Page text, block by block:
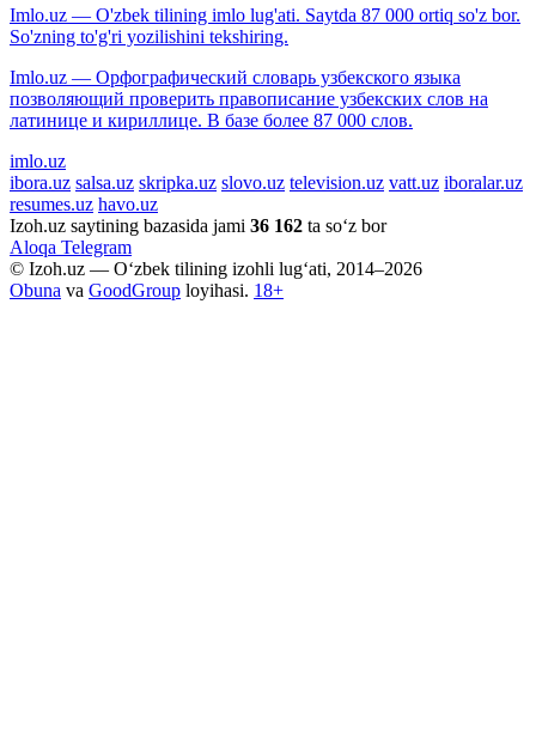
Imlo.uz — O'zbek tilining imlo lug'ati. Saytda 87 000 ortiq so'z bor.
So'zning to'g'ri yozilishini tekshiring.
Imlo.uz — Орфографический словарь узбекского языка
позволяющий проверить правописание узбекских слов на
латинице и кириллице. В базе более 87 000 слов.
imlo.uz
ibora.uz salsa.uz skripka.uz slovo.uz television.uz vatt.uz iboralar.uz
resumes.uz havo.uz
Izoh.uz saytining bazasida jami 36 162 ta so‘z bor
Aloqa Telegram
© Izoh.uz — O‘zbek tilining izohli lug‘ati, 2014–2026
Obuna va GoodGroup loyihasi. 18+